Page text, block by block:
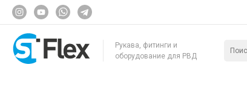
Рукава, фитинги и
оборудование для РВД